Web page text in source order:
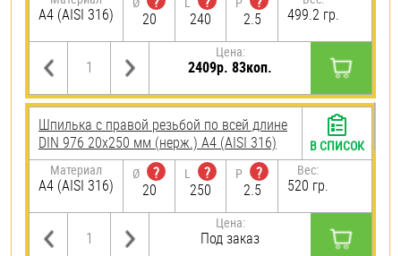
A4 (AISI 316)
20
240
2.5
499.2 гр.
Цена:
2409р. 83коп.
Шпилька с правой резьбой по всей длине
DIN 976 20х250 мм (нерж.) A4 (AISI 316)
Материал
A4 (AISI 316)
Ø
?
20
L
?
250
P
?
2.5
Вес:
520 гр.
Цена:
Под заказ
В СПИСОК